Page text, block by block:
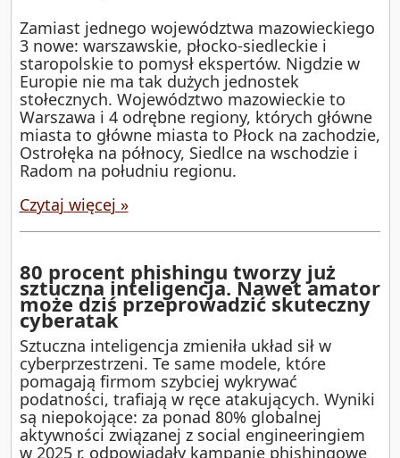
Zamiast jednego województwa mazowieckiego
3 nowe: warszawskie, płocko-siedleckie i
staropolskie to pomysł ekspertów. Nigdzie w
Europie nie ma tak dużych jednostek
stołecznych. Województwo mazowieckie to
Warszawa i 4 odrębne regiony, których główne
miasta to główne miasta to Płock na zachodzie,
Ostrołęka na północy, Siedlce na wschodzie i
Radom na południu regionu.
Czytaj więcej »
80 procent phishingu tworzy już
sztuczna inteligencja. Nawet amator
może dziś przeprowadzić skuteczny
cyberatak
Sztuczna inteligencja zmieniła układ sił w
cyberprzestrzeni. Te same modele, które
pomagają firmom szybciej wykrywać
podatności, trafiają w ręce atakujących. Wyniki
są niepokojące: za ponad 80% globalnej
aktywności związanej z social engineeringiem
w 2025 r. odpowiadały kampanie phishingowe